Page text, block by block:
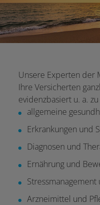
Unsere Experten der
Ihre Versicherten
evidenzbasiert u. a.
allgemeine
Erkrankungen und
Diagnosen und
Ernährung und
Stressmanagement
Arzneimittel und